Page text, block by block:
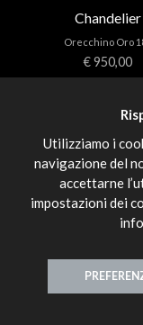
Chandelier
Orecchino Oro
€ 950,00
Chandelier
€ 950,00
Utilizziamo i
navigazione del
accettarne
impostazioni dei